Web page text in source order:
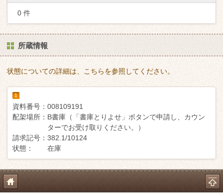
0 件
所蔵情報
状態についての詳細は、こちらを参照してください。
1
資料番号： 008109191
配架場所： B書庫（「書庫とりよせ」ボタンで申請し、カウン
ターでお受け取りください。）
請求記号： 382.1/10124
状態：
在庫